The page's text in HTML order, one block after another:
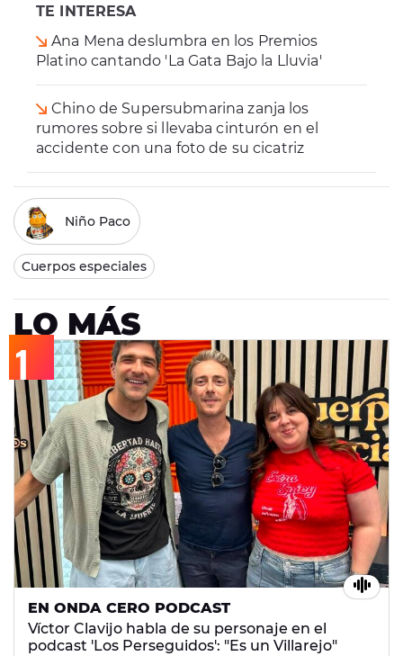
TE INTERESA
Ana Mena deslumbra en los Premios
Platino cantando 'La Gata Bajo la Lluvia'
Chino de Supersubmarina zanja los
rumores sobre si llevaba cinturón en el
accidente con una foto de su cicatriz
Niño Paco
Cuerpos especiales
LO MÁS
EN ONDA CERO PODCAST
Víctor Clavijo habla de su personaje en el
podcast 'Los Perseguidos': "Es un Villarejo"